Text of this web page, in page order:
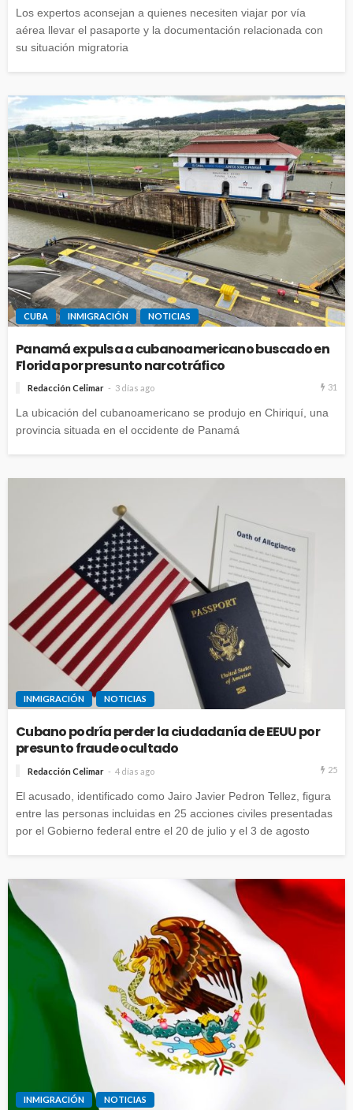
Los expertos aconsejan a quienes necesiten viajar por vía
aérea llevar el pasaporte y la documentación relacionada con
su situación migratoria
CUBA INMIGRACIÓN NOTICIAS
Panamá expulsa a cubanoamericano buscado en
Florida por presunto narcotráfico
Redacción Celimar 3 días ago 31
La ubicación del cubanoamericano se produjo en Chiriquí, una
provincia situada en el occidente de Panamá
INMIGRACIÓN NOTICIAS
Cubano podría perder la ciudadanía de EEUU por
presunto fraude ocultado
Redacción Celimar 4 días ago 25
El acusado, identificado como Jairo Javier Pedron Tellez, figura
entre las personas incluidas en 25 acciones civiles presentadas
por el Gobierno federal entre el 20 de julio y el 3 de agosto
INMIGRACIÓN NOTICIAS